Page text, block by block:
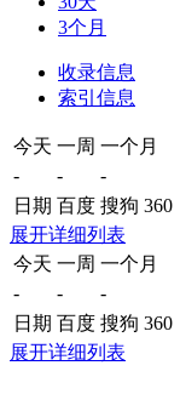
3个月
收录信息
索引信息
今天 一周 一个月
-
-
-
日期 百度 搜狗 360
展开详细列表
今天 一周 一个月
-
-
-
日期 百度 搜狗 360
展开详细列表